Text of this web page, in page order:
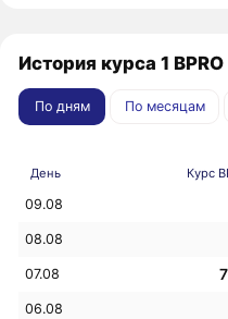
История курса 1 BPRO
По дням По месяцам
День Курс
09.08
08.08
07.08
06.08